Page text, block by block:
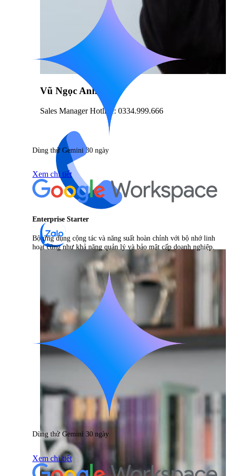
Vũ Ngọc Anh
Sales Manager Hotline: 0334.999.666
Dùng thử Gemini 30 ngày
Xem chi tiết
Enterprise Starter
Bộ ứng dụng cộng tác và năng suất hoàn chỉnh với bộ nhớ linh
hoạt cũng như khả năng quản lý và bảo mật cấp doanh nghiệp.
Dùng thử Gemini 30 ngày
Xem chi tiết